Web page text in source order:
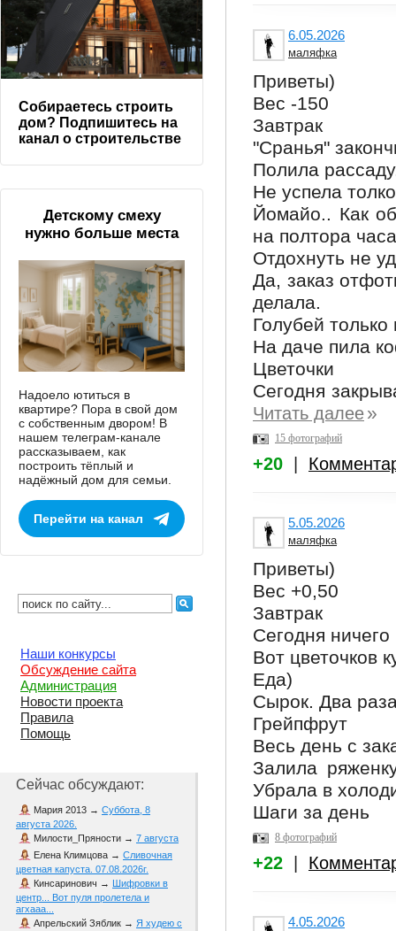
6.05.2026
маляфка
Приветы)
Вес -150
Завтрак
"Сранья"
Полила
Не успела
Йомайо.. Как
на полтора
Отдохнуть не
Да, заказ
делала.
Голубей
На даче пила
Цветочки
Сегодня
Читать далее»
15 фотографий
+20
5.05.2026
маляфка
Приветы)
Вес +0,50
Завтрак
Сегодня ничего
Вот цветочков
Еда)
Сырок. Два
Грейпфрут
Весь день с
Залила
Убрала в
Шаги за день
8 фотографий
+22
4.05.2026
Собираетесь строить
дом? Подпишитесь на
канал о строительстве
Детскому смеху
нужно больше места
Надоело ютиться в
квартире? Пора в свой дом
с собственным двором! В
нашем телеграм-канале
рассказываем, как
построить тёплый и
надёжный дом для семьи.
Перейти на канал
Наши конкурсы
Обсуждение сайта
Администрация
Новости проекта
Правила
Помощь
Сейчас обсуждают:
Мария 2013 → Суббота, 8
августа 2026.
Милости_Пряности → 7 августа
Елена Климцова → Сливочная
цветная капуста. 07.08.2026г.
Кинсаринович → Шифровки в
центр... Вот пуля пролетела и
агхааа...
Апрельский Зяблик → Я худею с